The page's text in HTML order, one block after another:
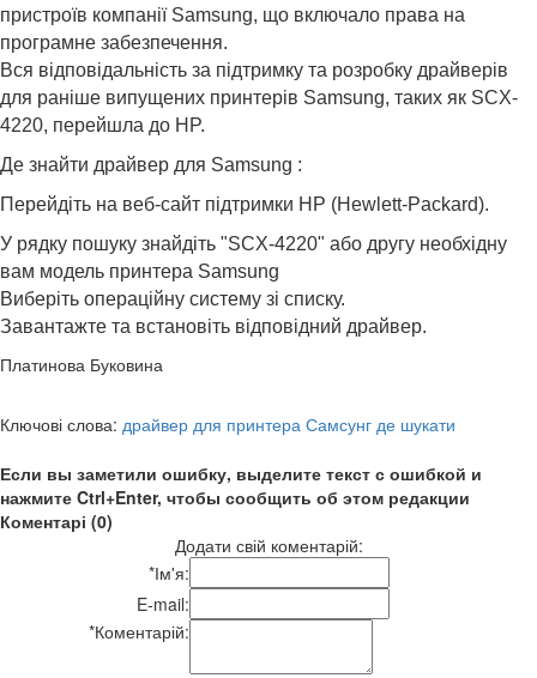
пристроїв компанії Samsung, що включало права на
програмне забезпечення.
Вся відповідальність за підтримку та розробку драйверів
для раніше випущених принтерів Samsung, таких як SCX-
4220, перейшла до HP.
Де знайти драйвер для Samsung :
Перейдіть на веб-сайт підтримки HP (Hewlett-Packard).
У рядку пошуку знайдіть "SCX-4220" або другу необхідну
вам модель принтера Samsung
Виберіть операційну систему зі списку.
Завантажте та встановіть відповідний драйвер.
Платинова Буковина
Ключові слова: драйвер для принтера Самсунг де шукати
Если вы заметили ошибку, выделите текст с ошибкой и
нажмите Ctrl+Enter, чтобы сообщить об этом редакции
Коментарі (0)
Додати свій коментарій:
*Ім'я:
E-mail:
*Коментарій: